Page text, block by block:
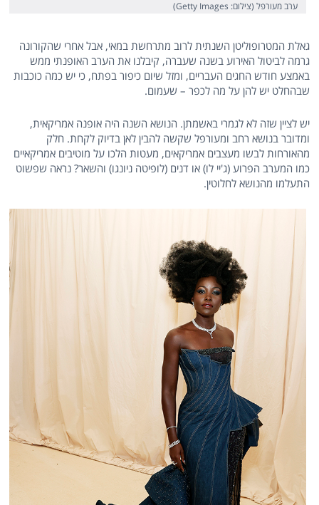
ערב מעורפל (צילום: Getty Images)
גאלת המטרופוליטן השנתית לרוב מתרחשת במאי, אבל אחרי שהקורונה
גרמה לביטול האירוע בשנה שעברה, קיבלנו את הערב האופנתי ממש
באמצע חודש החגים העבריים, ומזל שיום כיפור בפתח, כי יש כמה כוכבות
שבהחלט יש להן על מה לכפר – שעמום.
יש לציין שזה לא לגמרי באשמתן. הנושא השנה היה אופנה אמריקאית,
ומדובר בנושא רחב ומעורפל שקשה להבין לאן בדיוק לקחת. חלק
מהאורחות לבשו מעצבים אמריקאים, מעטות הלכו על מוטיבים אמריקאיים
כמו המערב הפרוע (ג'יי לו) או דנים (לופיטה ניונגו) והשאר? נראה שפשוט
התעלמו מהנושא לחלוטין.